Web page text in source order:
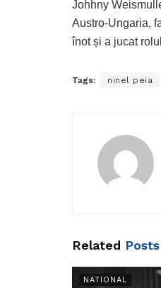
Johhny
Austro-Ungaria,
înot și a jucat
Tags: ninel peia
Related Posts
NATIONAL